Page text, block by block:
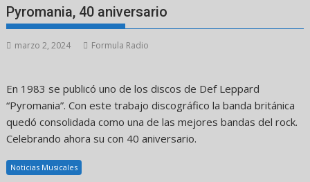
Pyromania, 40 aniversario
marzo 2, 2024 Formula Radio
En 1983 se publicó uno de los discos de Def Leppard
“Pyromania”. Con este trabajo discográfico la banda británica
quedó consolidada como una de las mejores bandas del rock.
Celebrando ahora su con 40 aniversario.
Noticias Musicales